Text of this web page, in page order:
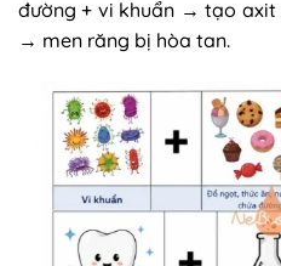
đường + vi khuẩn → tạo
→ men răng bị hòa tan.